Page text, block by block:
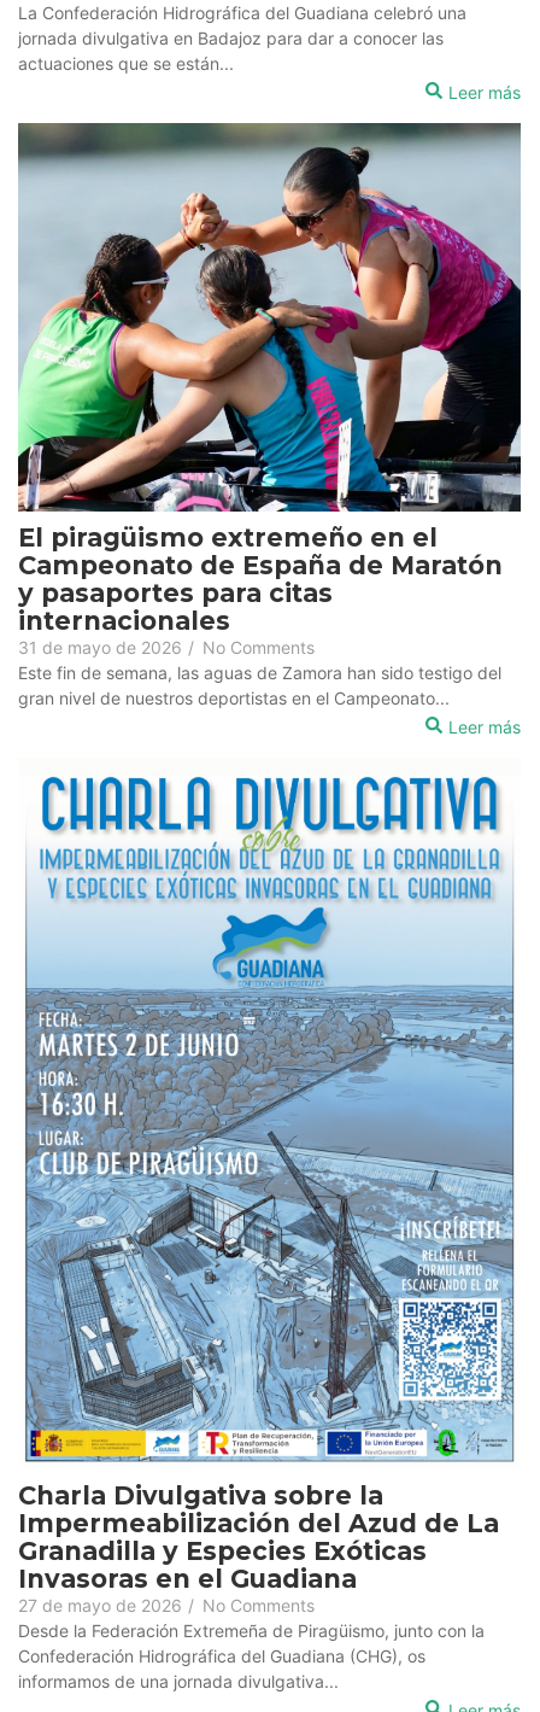
La Confederación Hidrográfica del Guadiana celebró una
jornada divulgativa en Badajoz para dar a conocer las
actuaciones que se están...
Leer más
El piragüismo extremeño en el
Campeonato de España de Maratón
y pasaportes para citas
internacionales
31 de mayo de 2026 / No Comments
Este fin de semana, las aguas de Zamora han sido testigo del
gran nivel de nuestros deportistas en el Campeonato...
Leer más
Charla Divulgativa sobre la
Impermeabilización del Azud de La
Granadilla y Especies Exóticas
Invasoras en el Guadiana
27 de mayo de 2026 / No Comments
Desde la Federación Extremeña de Piragüismo, junto con la
Confederación Hidrográfica del Guadiana (CHG), os
informamos de una jornada divulgativa...